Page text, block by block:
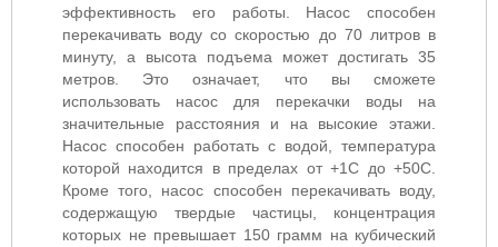
эффективность его работы. Насос способен
перекачивать воду со скоростью до 70 литров в
минуту, а высота подъема может достигать 35
метров. Это означает, что вы сможете
использовать насос для перекачки воды на
значительные расстояния и на высокие этажи.
Насос способен работать с водой, температура
которой находится в пределах от +1С до +50С.
Кроме того, насос способен перекачивать воду,
содержащую твердые частицы, концентрация
которых не превышает 150 грамм на кубический